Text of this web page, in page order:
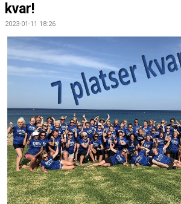
BESKRIVNING AV PASSEN
BILDGALLERI
DOKUMENT
TRÄNINGSRESA
TRIVSELREGLER
KONTAKT
VÅRA HALLAR
PRISER
kvar!
2023-01-11 18:26